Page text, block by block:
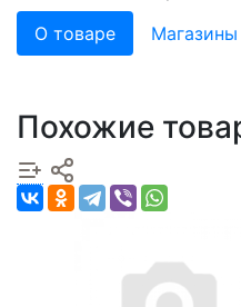
О товаре
Магазины
Похожие